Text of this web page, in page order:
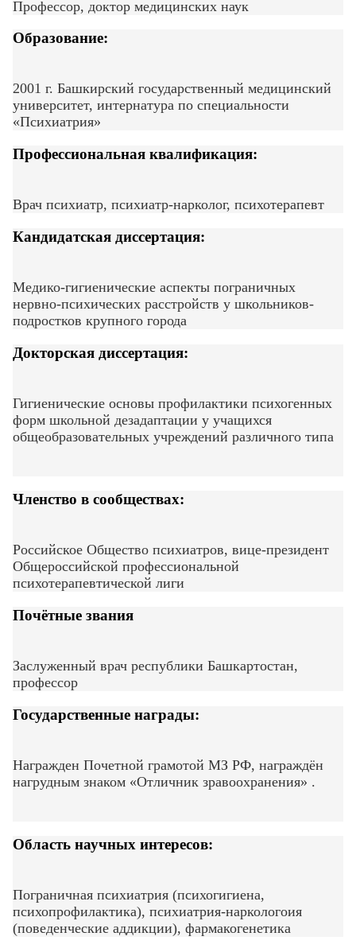
Профессор, доктор медицинских наук
Образование:
2001 г. Башкирский государственный медицинский
университет, интернатура по специальности
«Психиатрия»
Профессиональная квалификация:
Врач психиатр, психиатр-нарколог, психотерапевт
Кандидатская диссертация:
Медико-гигиенические аспекты пограничных
нервно-психических расстройств у школьников-
подростков крупного города
Докторская диссертация:
Гигиенические основы профилактики психогенных
форм школьной дезадаптации у учащихся
общеобразовательных учреждений различного типа
Членство в сообществах:
Российское Общество психиатров, вице-президент
Общероссийской профессиональной
психотерапевтической лиги
Почётные звания
Заслуженный врач республики Башкартостан,
профессор
Государственные награды:
Награжден Почетной грамотой МЗ РФ, награждён
нагрудным знаком «Отличник зравоохранения» .
Область научных интересов:
Пограничная психиатрия (психогигиена,
психопрофилактика), психиатрия-наркологоия
(поведенческие аддикции), фармакогенетика